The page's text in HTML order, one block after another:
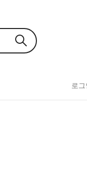
로그